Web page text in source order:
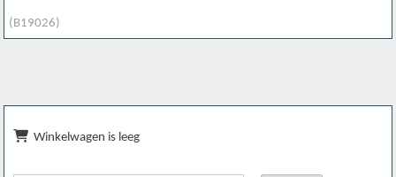
(B19026)
Winkelwagen is leeg